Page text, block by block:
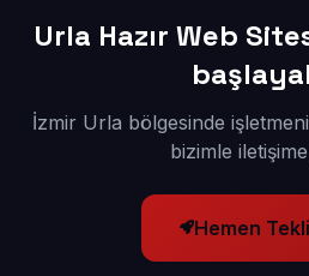
Urla Hazır Web
İzmir Urla bölgesinde
bizimle
Hemen